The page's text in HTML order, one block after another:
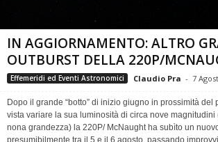
IN AGGIORNAMENTO: ALTRO
OUTBURST DELLA 220P/
Effemeridi ed Eventi Astronomici Claudio Pra - 7
Dopo il grande “botto” di inizio giugno in prossimità del
vista variare la sua luminosità di circa nove
nona grandezza) la 220P/ McNaught ha subìto un